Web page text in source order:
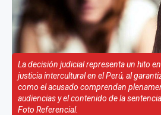
La decisión judicial representa un hito
justicia intercultural en el Perú, al
como el acusado comprendan
audiencias y el contenido de la
Foto Referencial.